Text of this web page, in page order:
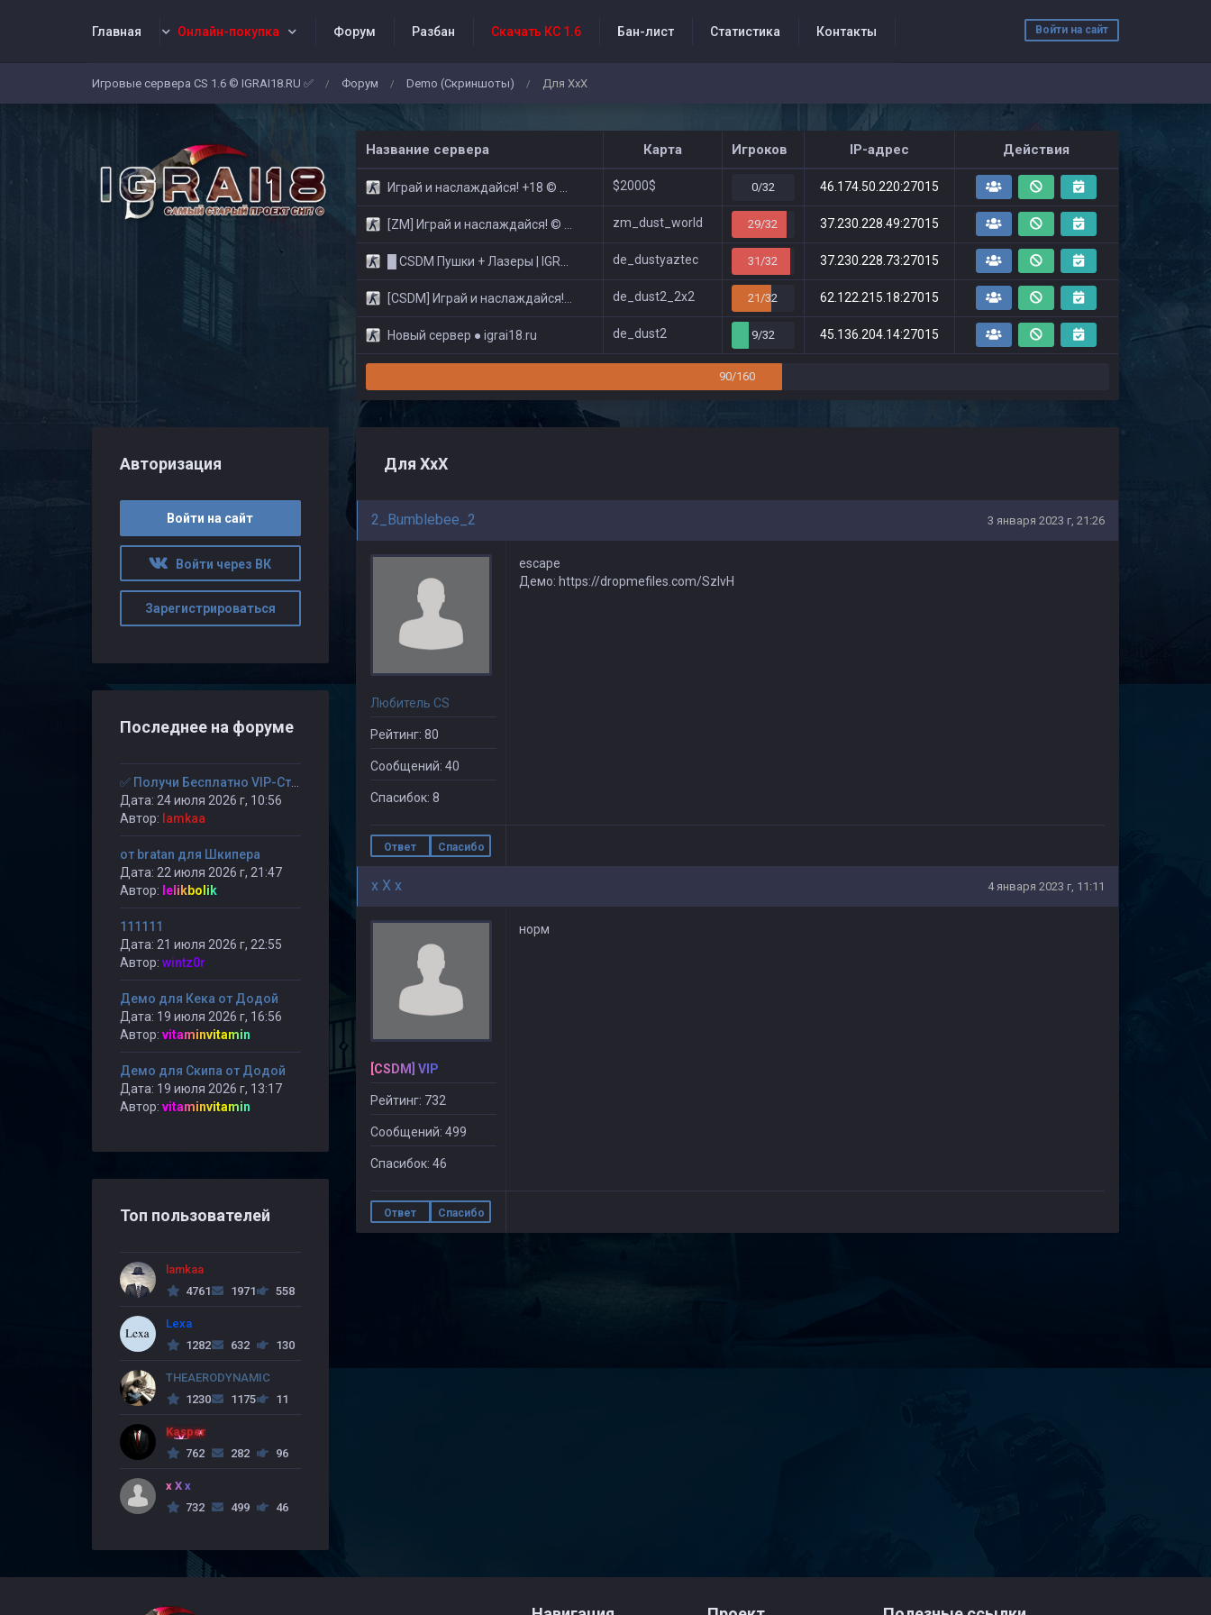
Войти на сайт
Главная Онлайн-покупка Форум Разбан Скачать КС 1.6 Бан-лист Статистика Контакты
События проекта
Игровые сервера CS 1.6 © IGRAI18.RU ✅ / Форум / Demo (Скриншоты) / Для ХхХ
Название сервера Карта Игроков IP-адрес Действия
Играй и наслаждайся! +18 © Public $2000$ 0/32 46.174.50.220:27015
[ZM] Играй и наслаждайся! © Zombie Show zm_dust_world 29/32 37.230.228.49:27015
█ CSDM Пушки + Лазеры | IGRAI18.RU ツ █ de_dustyaztec 31/32 37.230.228.73:27015
[CSDM] Играй и наслаждайся! © Classic de_dust2_2x2 21/32 62.122.215.18:27015
Новый сервер ● igrai18.ru de_dust2 9/32 45.136.204.14:27015
90/160
Для ХхХ
2_Bumblebee_2 3 января 2023 г, 21:26
Любитель CS
Рейтинг: 80
Сообщений: 40
Спасибок: 8
escape
Демо: https://dropmefiles.com/SzlvH
Ответ Спасибо
x X x 4 января 2023 г, 11:11
[CSDM] VIP
Рейтинг: 732
Сообщений: 499
Спасибок: 46
норм
Ответ Спасибо
Авторизация
Войти на сайт
Войти через ВК
Зарегистрироваться
Последнее на форуме
Дата: 24 июля 2026 г, 10:56
Автор: lamkaa
от bratan для Шкипера
Дата: 22 июля 2026 г, 21:47
Автор: lelikbolik
111111
Дата: 21 июля 2026 г, 22:55
Автор: wintz0r
Демо для Кека от Додой
Дата: 19 июля 2026 г, 16:56
Автор: vitaminvitamin
Демо для Скипа от Додой
Дата: 19 июля 2026 г, 13:17
Автор: vitaminvitamin
Топ пользователей
lamkaa
4761
1971 558
Lexa
1282
632 130
THEAERODYNAMIC
1230
1175 11
Kasper
762
282 96
x X x
732
499 46